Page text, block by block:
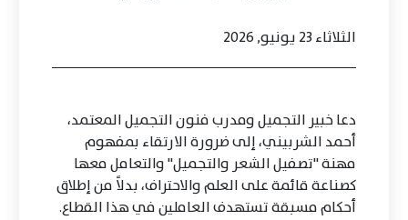
الثلاثاء 23 يونيو, 2026
دعا خبير التجميل ومدرب فنون التجميل المعتمد،
أحمد الشربيني، إلى ضرورة الارتقاء بمفهوم
مهنة "تصفيل الشعر والتجميل" والتعامل معها
كصناعة قائمة على العلم والاحتراف، بدلاً من إطلاق
أحكام مسبقة تستهدف العاملين في هذا القطاع.